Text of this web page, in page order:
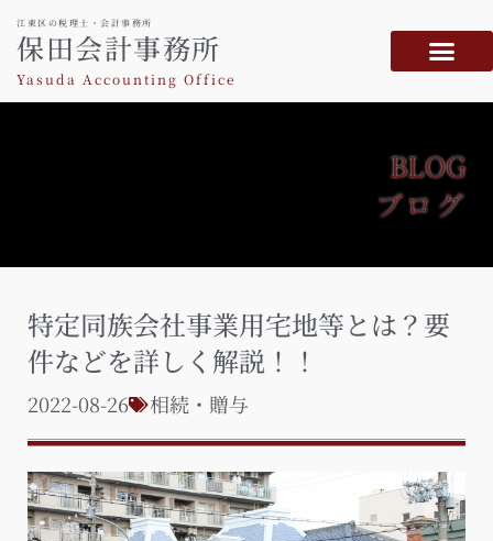
江東区の税理士・会計事務所
保田会計事務所
Yasuda Accounting Office
BLOG
ブログ
特定同族会社事業用宅地等とは？要
件などを詳しく解説！！
2022-08-26 相続・贈与